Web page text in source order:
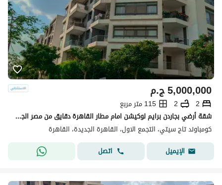
ج.م5,000,000
2
2
115 متر مربع
شقة أرضي بجاردن برايم لوكيشن امام مطار القاهرة دقايق من مصر الجديدة بفيو لاندسكيب بحري بالكامل
كومباوند تاج سيتي، التجمع الاول، القاهرة الجديدة، القاهرة
الإيميل
اتصل